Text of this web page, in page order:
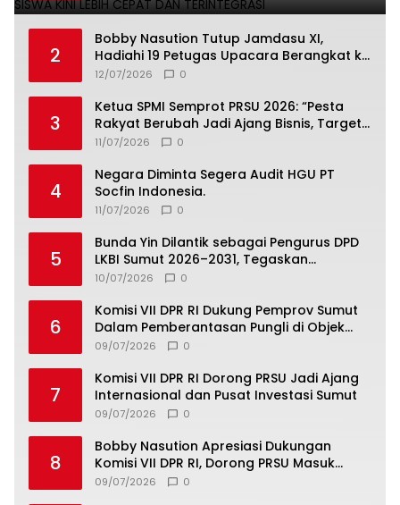
2
Bobby Nasution Tutup Jamdasu XI,
Hadiahi 19 Petugas Upacara Berangkat ke
Jamnas 2026
12/07/2026 0
3
Ketua SPMI Semprot PRSU 2026: “Pesta
Rakyat Berubah Jadi Ajang Bisnis, Target
300 Ribu Pengunjung Tinggal Slogan”
11/07/2026 0
4
Negara Diminta Segera Audit HGU PT
Socfin Indonesia.
11/07/2026 0
5
Bunda Yin Dilantik sebagai Pengurus DPD
LKBI Sumut 2026–2031, Tegaskan
Komitmen Perkuat Toleransi dan
10/07/2026 0
6
Komisi VII DPR RI Dukung Pemprov Sumut
Dalam Pemberantasan Pungli di Objek
Wisata
09/07/2026 0
7
Komisi VII DPR RI Dorong PRSU Jadi Ajang
Internasional dan Pusat Investasi Sumut
09/07/2026 0
8
Bobby Nasution Apresiasi Dukungan
Komisi VII DPR RI, Dorong PRSU Masuk
Kalender Event Nasional
09/07/2026 0